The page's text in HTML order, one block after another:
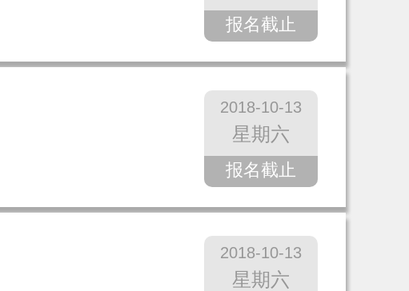
报名截止
2018-10-13
星期六
报名截止
2018-10-13
星期六